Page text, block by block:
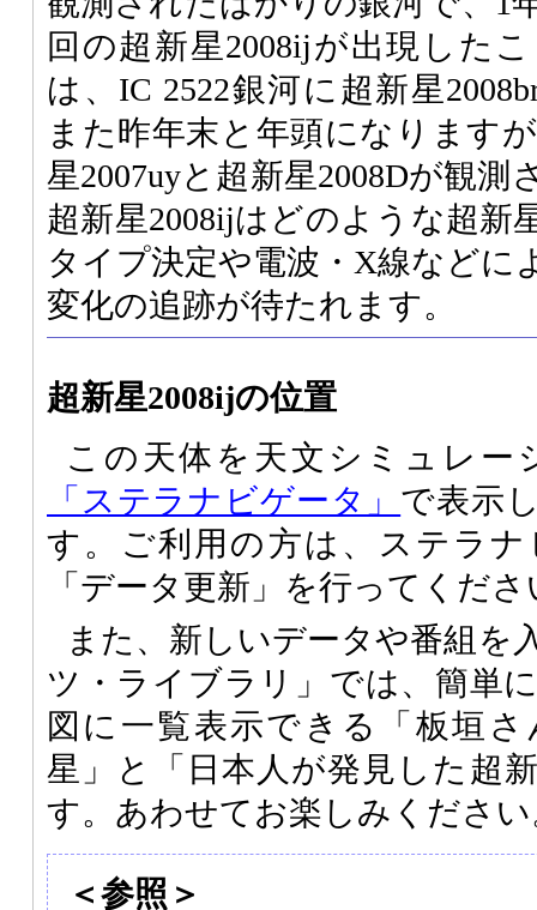
回の超新星2008ijが出現した
は、IC 2522銀河に超新星
また昨年末と年頭になります
星2007uyと超新星2008Dが観
超新星2008ijはどのような超新
タイプ決定や電波・X線などに
変化の追跡が待たれます。
超新星2008ijの位置
この天体を天文シミュレー
「ステラナビゲータ」 で表示
す。ご利用の方は、ステラ
「データ更新」を行ってくださ
また、新しいデータや番組を
ツ・ライブラリ」では、簡単
図に一覧表示できる「板垣
星」と「日本人が発見した超
す。あわせてお楽しみくださ
＜参照＞